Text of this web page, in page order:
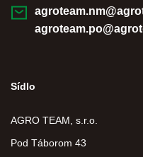
Sídlo
AGRO TEAM, s.r.o.
Pod Táborom 43